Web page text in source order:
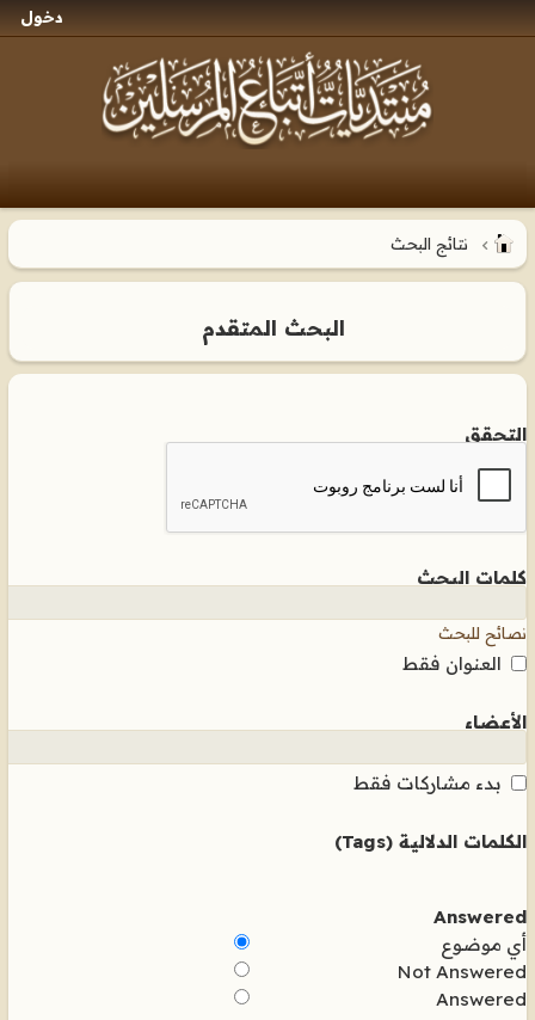
دخول
نتائج البحث
البحث المتقدم
التحقق
كلمات البحث
نصائح للبحث
العنوان فقط
الأعضاء
بدء مشاركات فقط
الكلمات الدلالية (Tags)
Answered
أي موضوع
Not Answered
Answered